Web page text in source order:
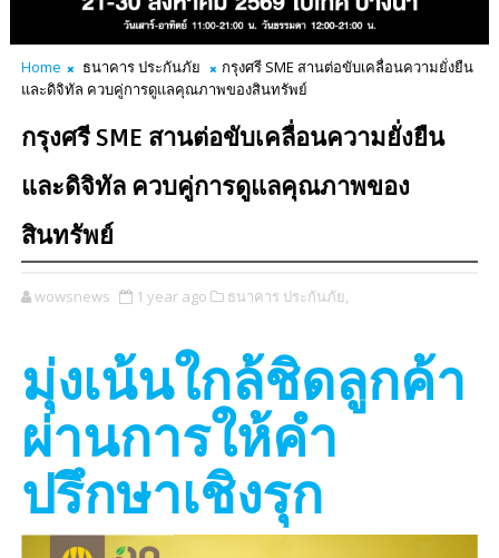
Home ธนาคาร ประกันภัย
กรุงศรี SME สานต่อขับเคลื่อนความยั่งยืน
และดิจิทัล ควบคู่การดูแลคุณภาพของสินทรัพย์
กรุงศรี SME สานต่อขับเคลื่อนความยั่งยืน
และดิจิทัล ควบคู่การดูแลคุณภาพของ
สินทรัพย์
wowsnews 1 year ago ธนาคาร ประกันภัย,
มุ่งเน้นใกล้ชิดลูกค้า
ผ่านการให้คำ
ปรึกษาเชิงรุก